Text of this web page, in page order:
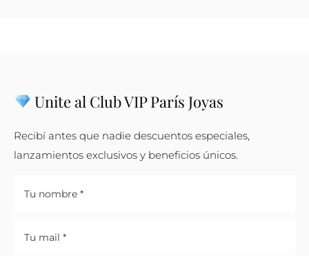
Unite al Club VIP París Joyas
Recibí antes que nadie descuentos especiales,
lanzamientos exclusivos y beneficios únicos.